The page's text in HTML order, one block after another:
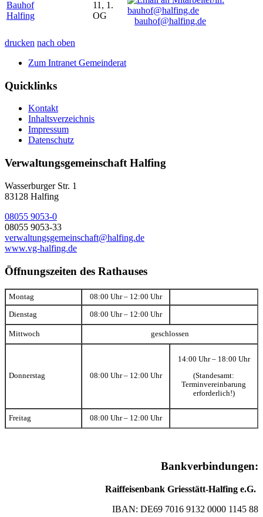
Bauhof
Halfing
11, 1.
OG
bauhof@halfing.de
drucken nach oben
Zum Intranet Gemeinderat
Quicklinks
Kontakt
Inhaltsverzeichnis
Impressum
Datenschutz
Verwaltungsgemeinschaft Halfing
Wasserburger Str. 1
83128 Halfing
08055 9053-0
08055 9053-33
verwaltungsgemeinschaft@halfing.de
www.vg-halfing.de
Öffnungszeiten des Rathauses
Montag 08:00 Uhr – 12:00 Uhr
Dienstag 08:00 Uhr – 12:00 Uhr
Mittwoch geschlossen
Donnerstag 08:00 Uhr – 12:00 Uhr
14:00 Uhr – 18:00 Uhr
(Standesamt:
Terminvereinbarung
erforderlich!)
Freitag 08:00 Uhr – 12:00 Uhr
Bankverbindungen:
Raiffeisenbank Griesstätt-Halfing e.G.
IBAN: DE69 7016 9132 0000 1145 88